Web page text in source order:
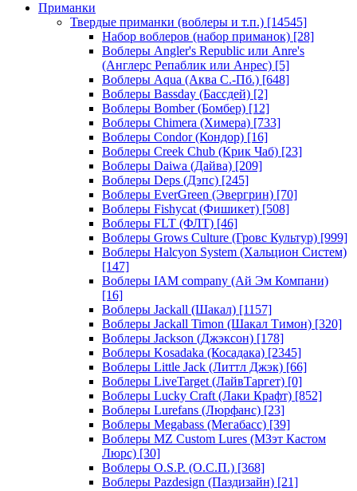
Приманки
Твердые приманки (воблеры и т.п.) [14545]
Набор воблеров (набор приманок) [28]
Воблеры Angler's Republic или Anre's
(Англерс Репаблик или Анрес) [5]
Воблеры Aqua (Аква С.-Пб.) [648]
Воблеры Bassday (Бассдей) [2]
Воблеры Bomber (Бомбер) [12]
Воблеры Chimera (Химера) [733]
Воблеры Condor (Кондор) [16]
Воблеры Creek Chub (Крик Чаб) [23]
Воблеры Daiwa (Дайва) [209]
Воблеры Deps (Дэпс) [245]
Воблеры EverGreen (Эвергрин) [70]
Воблеры Fishycat (Фишикет) [508]
Воблеры FLT (ФЛТ) [46]
Воблеры Grows Culture (Гровс Культур) [999]
Воблеры Halcyon System (Хальцион Систем)
[147]
Воблеры IAM company (Ай Эм Компани)
[16]
Воблеры Jackall (Шакал) [1157]
Воблеры Jackall Timon (Шакал Тимон) [320]
Воблеры Jackson (Джэксон) [178]
Воблеры Kosadaka (Косадака) [2345]
Воблеры Little Jack (Литтл Джэк) [66]
Воблеры LiveTarget (ЛайвТаргет) [0]
Воблеры Lucky Craft (Лаки Крафт) [852]
Воблеры Lurefans (Люрфанс) [23]
Воблеры Megabass (Мегабасс) [39]
Воблеры MZ Custom Lures (МЗэт Кастом
Люрс) [30]
Воблеры O.S.P. (О.С.П.) [368]
Воблеры Pazdesign (Паздизайн) [21]